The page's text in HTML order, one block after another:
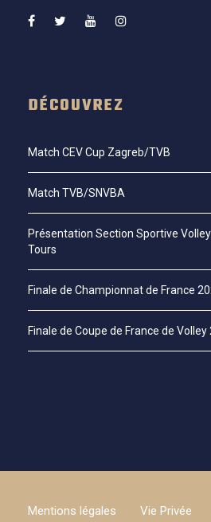
DÉCOUVREZ
Match CEV Cup Zagreb/TVB
Match TVB/SNVBA
Présentation Section Sportive Volley
Tours
Finale de Championnat de France
Finale de Coupe de France de Volley
Mentions légales Vie Privée